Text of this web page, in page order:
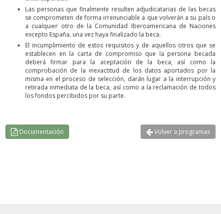
Las personas que finalmente resulten adjudicatarias de las becas
se comprometen de forma irrenunciable a que volverán a su país o
a cualquier otro de la Comunidad Iberoamericana de Naciones
excepto España, una vez haya finalizado la beca.
El incumplimiento de estos requisitos y de aquellos otros que se
establecen en la carta de compromiso que la persona becada
deberá firmar para la aceptación de la beca, así como la
comprobación de la inexactitud de los datos aportados por la
misma en el proceso de selección, darán lugar a la interrupción y
retirada inmediata de la beca, así como a la reclamación de todos
los fondos percibidos por su parte.
Documentación Volver a programas